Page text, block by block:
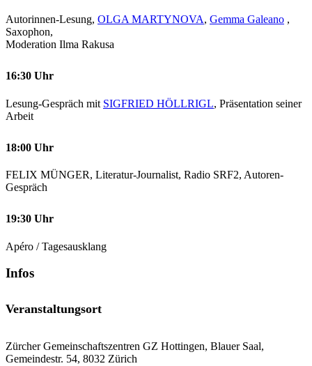
Autorinnen-Lesung, OLGA MARTYNOVA, Gemma Galeano ,
Saxophon,
Moderation Ilma Rakusa
16:30 Uhr
Lesung-Gespräch mit SIGFRIED HÖLLRIGL, Präsentation seiner
Arbeit
18:00 Uhr
FELIX MÜNGER, Literatur-Journalist, Radio SRF2, Autoren-
Gespräch
19:30 Uhr
Apéro / Tagesausklang
Infos
Veranstaltungsort
Zürcher Gemeinschaftszentren GZ Hottingen, Blauer Saal,
Gemeindestr. 54, 8032 Zürich